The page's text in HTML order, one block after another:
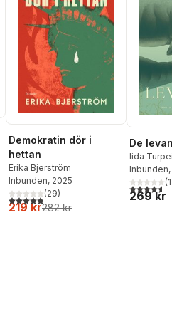
Demokratin dör i
hettan
Erika Bjerström
Inbunden, 2025
4,8utav 5 stjärnor. Totalt antal röster:
(29)
219 kr282 kr
De
Iida
Inbunden
4,6utav 5(
269 kr